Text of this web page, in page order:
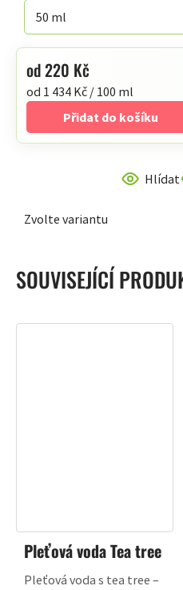
hvězdiček.
Zvolte variantu
Hlídat
od220 Kč
Měrná
cena:
od 1 434 Kč / 100 ml
Přidat do košíku
SOUVISEJÍCÍ
Pleťová voda Tea tree
Pleťová voda s tea tree –